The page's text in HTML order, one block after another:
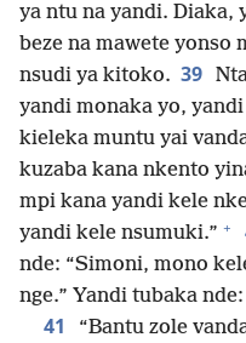
ya ntu na yandi. Diaka,
beze na mawete yonso
nsudi ya kitoko. 39
yandi monaka yo,
kieleka muntu yai
kuzaba kana nkento
mpi kana yandi kele
yandi kele nsumuki.” +
nde: “Simoni, mono
nge.” Yandi tubaka
41
“Bantu zole